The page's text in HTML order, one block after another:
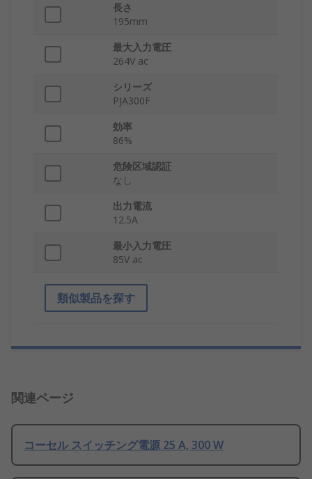
長さ
195mm
最大入力電圧
264V ac
シリーズ
PJA300F
効率
86%
危険区域認証
なし
出力電流
12.5A
最小入力電圧
85V ac
類似製品を探す
関連ページ
コーセル スイッチング電源 25 A, 300 W